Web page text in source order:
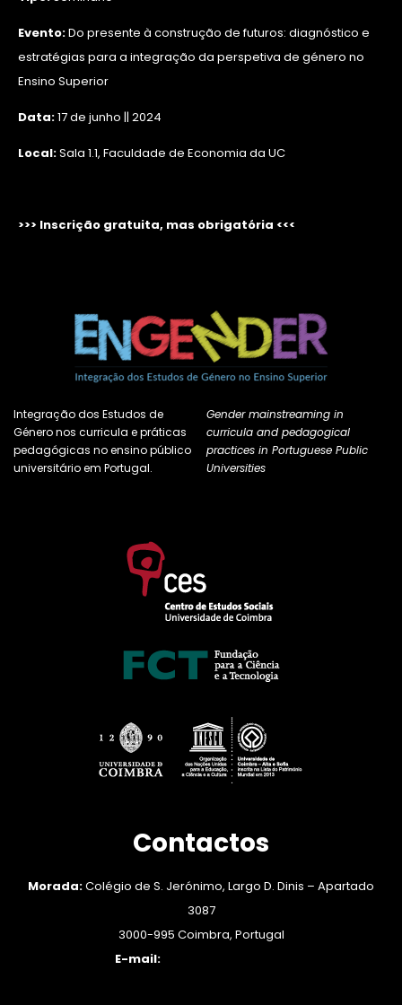
Evento:Do presente à construção de futuros: diagnóstico e
estratégias para a integração da perspetiva de género no
Ensino Superior
Data:17 de junho || 2024
Local:Sala 1.1, Faculdade de Economia da UC
>>> Inscrição gratuita, mas obrigatória <<<
Integração dos Estudos de
Género nos curricula e práticas
pedagógicas no ensino público
universitário em Portugal.
Gender mainstreaming in
curricula and pedagogical
practices in Portuguese Public
Universities
Contactos
Morada:Colégio de S. Jerónimo, Largo D. Dinis – Apartado
3087
3000-995 Coimbra, Portugal
E-mail: